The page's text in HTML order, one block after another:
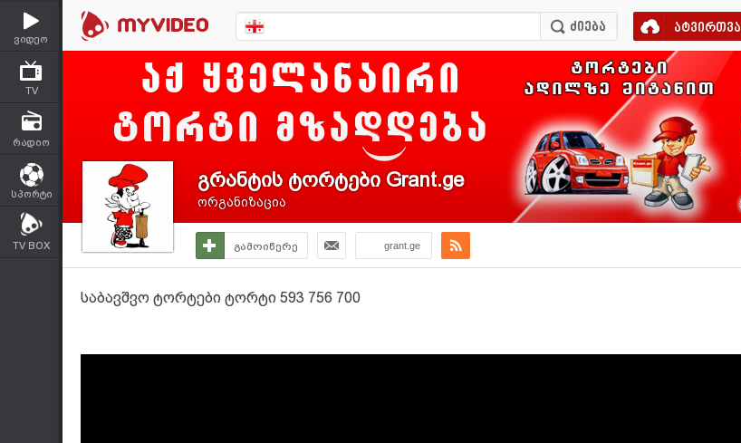
ვიდეო
TV
რადიო
სპორტი
TV BOX
ატვირთვა
გრანტის ტორტები Grant.ge
ორგანიზაცია
გამოიწერე grant.ge
საბავშვო ტორტები ტორტი 593 756 700